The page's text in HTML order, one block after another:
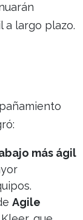
a largo plazo.
más ágil
Agile